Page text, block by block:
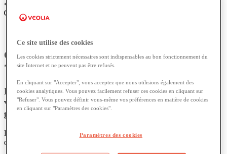
Où puis-je consulter mes bons de vidange
?
Découvrez où accéder facilement à vos bons de
vidange et profitez d'informations pratiques pour la
gestion de votre véhicule.
Dans pouvez consulter les
des
Ce site utilise des cookies
Les cookies strictement nécessaires sont indispensables au bon fonctionnement du
site Internet et ne peuvent pas être refusés.
En cliquant sur "Accepter", vous acceptez que nous utilisions également des
cookies analytiques. Vous pouvez facilement refuser ces cookies en cliquant sur
"Refuser". Vous pouvez définir vous-même vos préférences en matière de cookies
en cliquant sur "Paramètres des cookies".
Paramètres des cookies